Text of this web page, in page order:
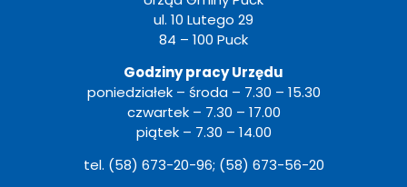
ul. 10 Lutego 29
84 – 100 Puck
Godziny pracy Urzędu
poniedziałek – środa – 7.30 – 15.30
czwartek – 7.30 – 17.00
piątek – 7.30 – 14.00
tel. (58) 673-20-96; (58) 673-56-20